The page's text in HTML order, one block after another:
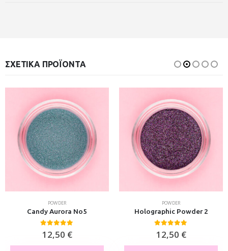
ΣΧΕΤΙΚΆ ΠΡΟΪΌΝΤΑ
POWDER
Candy Aurora No5
0out of 5
12,50 €
POWDER
Holographic Powder 2
0out of 5
12,50 €